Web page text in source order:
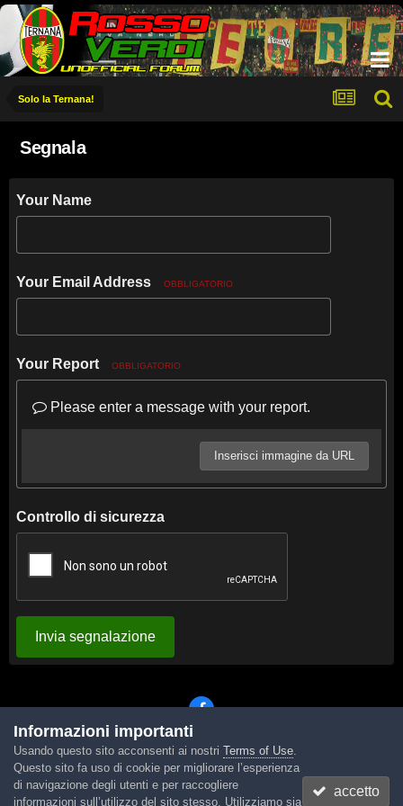
Solo la Ternana!
Segnala
Your Name
Your Email Address OBBLIGATORIO
Your Report OBBLIGATORIO
Please enter a message with your report.
Inserisci immagine da URL
Controllo di sicurezza
Invia segnalazione
Lingua Tema Contattaci Cookies
Powered by Invision Community
Informazioni importanti
Usando questo sito acconsenti ai nostri Terms of Use.
Questo sito fa uso di cookie per migliorare l’esperienza
di navigazione degli utenti e per raccogliere
informazioni sull’utilizzo del sito stesso. Utilizziamo sia
accetto